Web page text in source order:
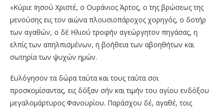
«Κύριε Ιησού Χριστέ, ο Ουράνιος Άρτος, ο της βρώσεως της
μενούσης εις τον αιώνα πλουσιοπάροχος χορηγός, ο δοτήρ
των αγαθών, ο δέ Ηλιού τροφήν αγεώργητον πηγάσας, η
ελπίς των απηλπισμένων, η βοήθεια των αβοηθήτων και
σωτηρία των ψυχών ημών.
Ευλόγησον τα δώρα ταύτα και τους ταύτα σοι
προσκομίσαντας, εις δόξαν σήν και τιμήν του αγίου ενδόξου
μεγαλομάρτυρος Φανουρίου. Παράσχου δέ, αγαθέ, τοις